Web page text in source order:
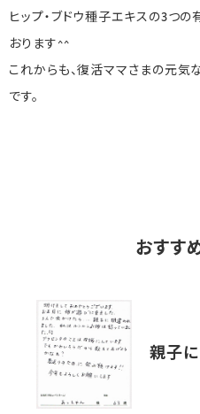
ヒップ・ブドウ種子エキスの3つ
おります^^
これからも、復活ママさまの元気
です。
おすす
親子